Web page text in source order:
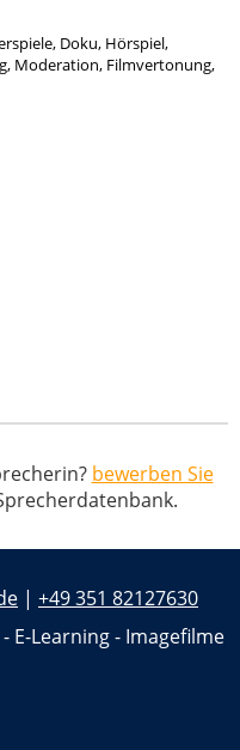
Doku, Hörspiel,
Moderation, Filmvertonung,
bewerben Sie
| +49 351 82127630
E-Learning - Imagefilme